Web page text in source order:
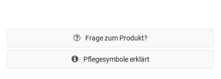
Frage zum Produkt?
Pflegesymbole erklärt